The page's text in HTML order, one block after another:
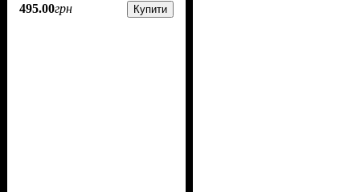
495.00грн Купити